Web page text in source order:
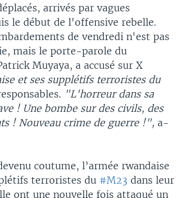
arrivés par vagues
le début de l'offensive rebelle.
de vendredi n'est pas
mais le porte-parole du
Muyaya, a accusé sur X
et ses supplétifs terroristes du
"L'horreur dans sa
! Une bombe sur des civils, des
! Nouveau crime de guerre !", a-
coutume, l’armée rwandaise
terroristes du #M23 dans leur
ont une nouvelle fois attaqué un